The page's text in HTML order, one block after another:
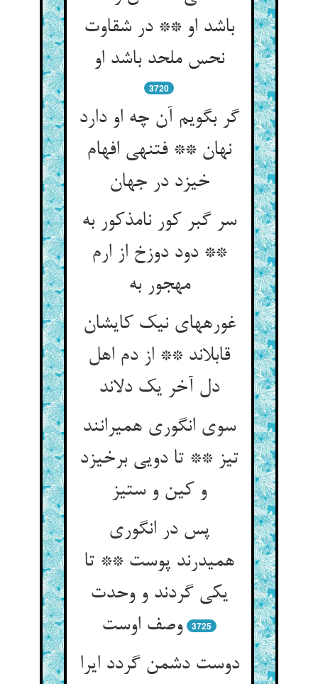
باشد او ** در شقاوت
نحس ملحد باشد او
3720
گر بگویم آن چه او دارد
نهان ** فتنه‏ی افهام
خیزد در جهان‏
سر گبر کور نامذکور به
** دود دوزخ از ارم
مهجور به‏
غوره‏های نیک کایشان
قابل‏اند ** از دم اهل
دل آخر یک دل‏اند
سوی انگوری همی‏رانند
تیز ** تا دویی برخیزد
و کین و ستیز
پس در انگوری
همی‏درند پوست ** تا
یکی گردند و وحدت
وصف اوست‏
3725
دوست دشمن گردد ایرا